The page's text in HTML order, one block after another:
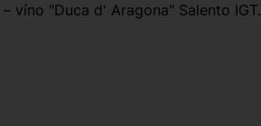
víno "Duca d' Aragona" Salento IGT.